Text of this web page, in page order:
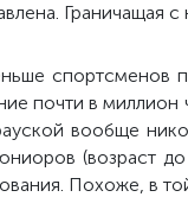
Граничащая
спортсменов
почти в миллион
вообще
(возраст
Похоже, в